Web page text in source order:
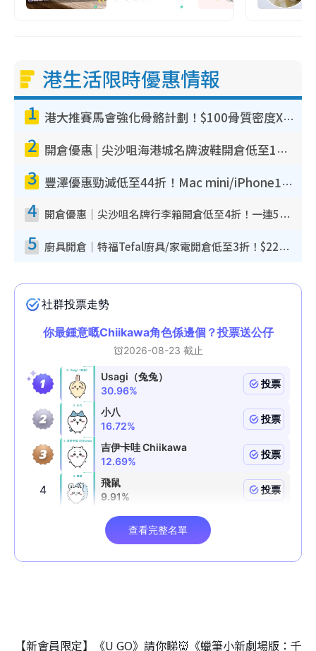
港生活限時優惠情報
1 港大推賽馬會強化骨骼計劃！$100骨質密度X光檢查 完成免費運動訓練送超市禮券！附參加資格
2 開倉優惠 | 尖沙咀海港城名牌波鞋開倉低至1折！On鞋$899起／Joy&Peace鞋履$98起
3 豐澤優惠勁減低至44折！Mac mini/iPhone17Pro大減價！廚房家電$220起
4 開倉優惠｜尖沙咀名牌行李箱開倉低至4折！一連5日 American Tourister/ace./Hallmark $200起！
5 廚具開倉｜特福Tefal廚具/家電開倉低至3折！$220起買平底鍋/炒鑊/湯煲！電飯煲/吸塵機/燙斗$418起
【新會員限定】《U GO》請你睇👹《蠟筆小新劇場版：千